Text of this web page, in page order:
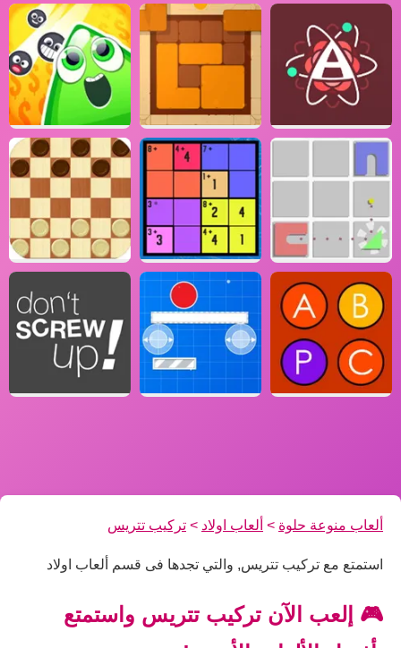
ألعاب منوعة حلوة > ألعاب اولاد > تركيب تتريس
استمتع مع تركيب تتريس, والتي تجدها فى قسم ألعاب اولاد
🎮 إلعب الآن تركيب تتريس واستمتع